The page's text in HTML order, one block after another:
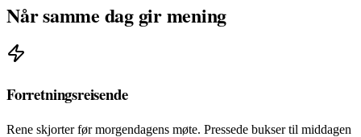
Når samme dag gir mening
Forretningsreisende
Rene skjorter før morgendagens møte. Pressede bukser til middagen